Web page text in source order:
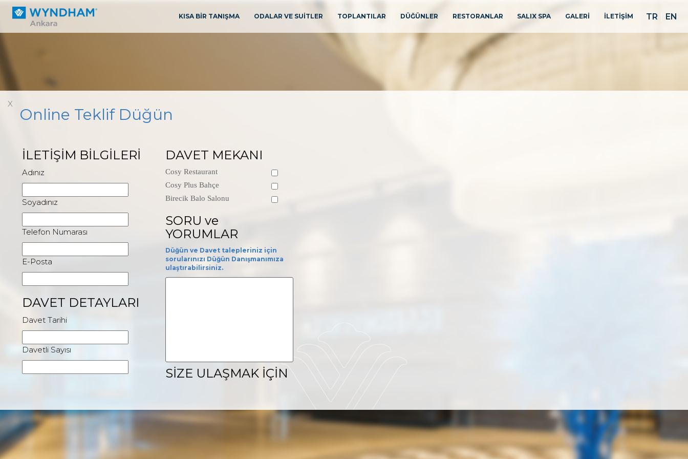
KISA BİR TANIŞMA ODALAR VE SUİTLER TOPLANTILAR DÜĞÜNLER RESTORANLAR SALIX SPA GALERİ İLETİŞİM TR EN
X
Online Teklif Düğün
İLETİŞİM BİLGİLERİ
Adınız
Soyadınız
Telefon Numarası
E-Posta
DAVET DETAYLARI
Davet Tarihi
Davetli Sayısı
Düğün Yemeği
Kokteyl Prolounge
DAVET MEKANI
Cosy Restaurant
Cosy Plus Bahçe
Birecik Balo Salonu
SORU ve
YORUMLAR
Düğün ve Davet talepleriniz için
sorularınızı Düğün Danışmanımıza
ulaştırabilirsiniz.
SİZE ULAŞMAK İÇİN
E-Posta